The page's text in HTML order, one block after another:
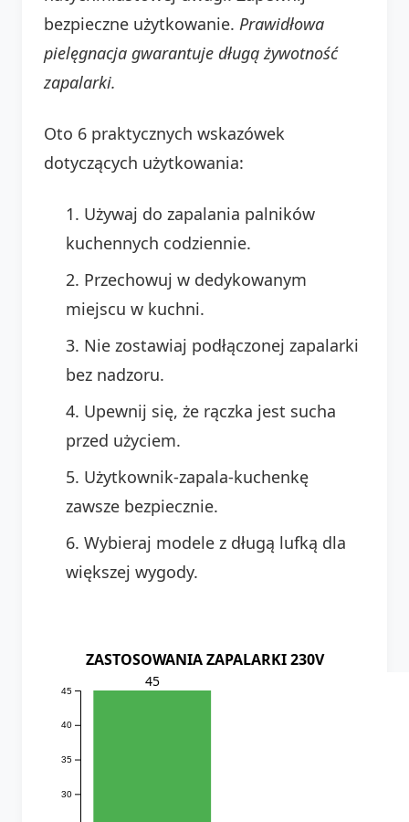
bezpieczne użytkowanie. Prawidłowa
pielęgnacja gwarantuje długą żywotność
zapalarki.
Oto 6 praktycznych wskazówek
dotyczących użytkowania:
Używaj do zapalania palników
kuchennych codziennie.
Przechowuj w dedykowanym
miejscu w kuchni.
Nie zostawiaj podłączonej zapalarki
bez nadzoru.
Upewnij się, że rączka jest sucha
przed użyciem.
Użytkownik-zapala-kuchenkę
zawsze bezpiecznie.
Wybieraj modele z długą lufką dla
większej wygody.
ZASTOSOWANIA ZAPALARKI 230V
30
35
40
45
45